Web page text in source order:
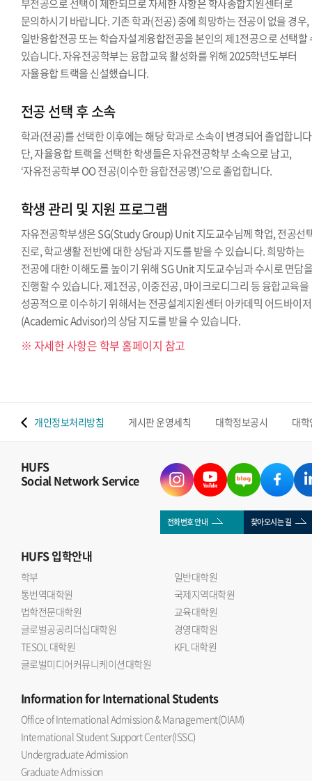
부전공으로 선택이 제한되므로 자세한 사항은 학사종합지원센터로
문의하시기 바랍니다. 기존 학과(전공) 중에 희망하는 전공이 없을 경우,
일반융합전공 또는 학습자설계융합전공을 본인의 제1전공으로 선택할
있습니다. 자유전공학부는 융합교육 활성화를 위해 2025학년도부터
자율융합 트랙을 신설했습니다.
전공 선택 후 소속
학과(전공)를 선택한 이후에는 해당 학과로 소속이 변경되어 졸업합니
단, 자율융합 트랙을 선택한 학생들은 자유전공학부 소속으로 남고,
‘자유전공학부 OO 전공(이수한 융합전공명)’으로 졸업합니다.
학생 관리 및 지원 프로그램
자유전공학부생은 SG(Study Group) Unit 지도교수님께 학업, 전공선
진로, 학교생활 전반에 대한 상담과 지도를 받을 수 있습니다. 희망하는
전공에 대한 이해도를 높이기 위해 SG Unit 지도교수님과 수시로 면담
진행할 수 있습니다. 제1전공, 이중전공, 마이크로디그리 등 융합교육을
성공적으로 이수하기 위해서는 전공설계지원센터 아카데믹 어드바이저
(Academic Advisor)의 상담 지도를 받을 수 있습니다.
※ 자세한 사항은 학부 홈페이지 참고
개인정보처리방침 게시판 운영세칙 대학정보공시 대
HUFS
Social Network Service
전화번호 안내 찾아오시는 길
HUFS입학안내
학부
일반대학원
통번역대학원
국제지역대학원
법학전문대학원
교육대학원
글로벌공공리더십대학원
경영대학원
TESOL 대학원
KFL 대학원
글로벌미디어커뮤니케이션대학원
Informationfor International Students
Office of International Admission & Management(OIAM)
International Student Support Center(ISSC)
Undergraduate Admission
Graduate Admission